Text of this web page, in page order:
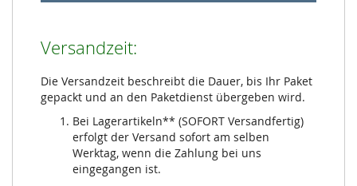
Versandzeit:
Die Versandzeit beschreibt die Dauer, bis Ihr Paket
gepackt und an den Paketdienst übergeben wird.
Bei Lagerartikeln** (SOFORT Versandfertig)
erfolgt der Versand sofort am selben
Werktag, wenn die Zahlung bei uns
eingegangen ist.